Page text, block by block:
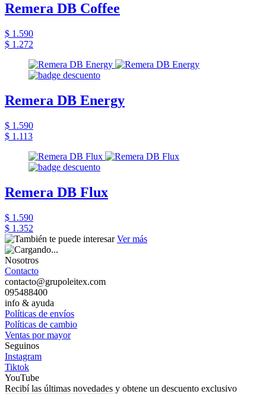
Remera DB Coffee
$ 1.590
$ 1.272
Remera DB Energy
$ 1.590
$ 1.113
Remera DB Flux
$ 1.590
$ 1.352
Ver más
Nosotros
Contacto
contacto@grupoleitex.com
095488400
info & ayuda
Políticas de envíos
Políticas de cambio
Ventas por mayor
Seguinos
Instagram
Tiktok
YouTube
Recibí las últimas novedades y obtene un descuento exclusivo